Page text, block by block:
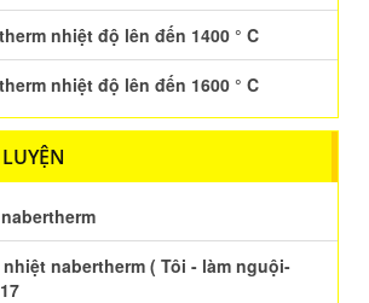
nhiệt độ lên đến 1400 ° C
nhiệt độ lên đến 1600 ° C
nabertherm ( Tôi - làm nguội-